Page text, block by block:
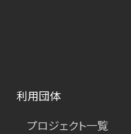
利用団体
プロジェクト一覧